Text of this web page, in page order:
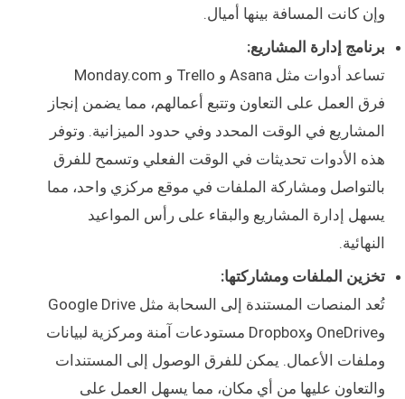
وإن كانت المسافة بينها أميال.
برنامج إدارة المشاريع:
تساعد أدوات مثل Asana و Trello و Monday.com
فرق العمل على التعاون وتتبع أعمالهم، مما يضمن إنجاز
المشاريع في الوقت المحدد وفي حدود الميزانية. وتوفر
هذه الأدوات تحديثات في الوقت الفعلي وتسمح للفرق
بالتواصل ومشاركة الملفات في موقع مركزي واحد، مما
يسهل إدارة المشاريع والبقاء على رأس المواعيد
النهائية.
تخزين الملفات ومشاركتها:
تُعد المنصات المستندة إلى السحابة مثل Google Drive
وOneDrive وDropbox مستودعات آمنة ومركزية لبيانات
وملفات الأعمال. يمكن للفرق الوصول إلى المستندات
والتعاون عليها من أي مكان، مما يسهل العمل على